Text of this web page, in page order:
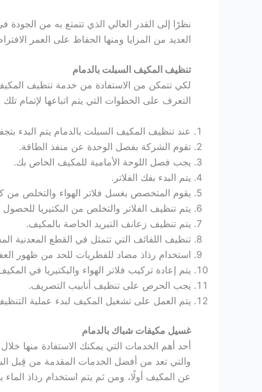
نظرًا إلى القدر العالي الذي تتمتع به من
العديد من المزايا ومنها الحفاظ على العمر
تنظيف المكيف السبلت بالدمام
لكي تتمكن من الاستفادة من خدمة تنظيف
التعرف على الخطوات التي يتم اتباعها لإتمام تلك
عند تنظيف المكيف السبلت بالدمام يتم البدء
تقوم الشركة بفصل الوحدة عن منفذ الطاقة.
يجب فصل اللوحة الأمامية للمكيف الخاص بك.
يتم البدء بفك الفلاتر.
يقوم المتخصص بغسل فلاتر الهواء والتخلص من
يتم تنظيف الفلاتر والتخلص من البكتيريا
يتم تنظيف زعانف التبريد الخاصة بالمكيف.
تنظيف اللفائف التي تتمثل في القطع المعدنية
استخدام رذاذ مضاد للفطريات للحد من ظهور
يتم إعادة تركيب فلاتر الهواء والبكتيريا في
يجب الحرص على تنظيف أنابيب التصريف.
يتم العمل على تشغيل المكيف لبدء عملية
غسيل مكيفات شباك بالدمام
أحد أهم الخدمات التي يمكنك الاستفادة منها
والتي تعد من أفضل الخدمات المقدمة من قِبل
عن المكيف أولًا، ومن ثم يتم استخدام رذاذ